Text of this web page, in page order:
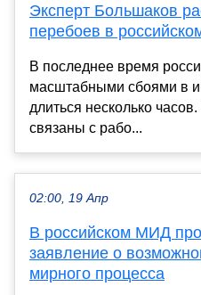
Эксперт Большаков
перебоев в
В последнее время
масштабными сбоями в
длиться несколько
связаны с рабо...
02:00, 19 Апр
В российском МИД
заявление о
мирного процесса